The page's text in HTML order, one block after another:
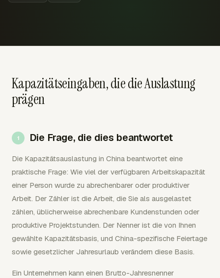
Kapazitätseingaben, die die Auslastung
prägen
Die Frage, die dies beantwortet
Die Kapazitätsauslastung in China beantwortet eine
praktische Frage: Wie viel der verfügbaren Arbeitskapazität
einer Person wurde zu abrechenbarer oder produktiver
Arbeit. Der Zähler ist die Arbeit, die Sie als ausgelastet
zählen, üblicherweise abrechenbare Kundenstunden oder
produktive Projektstunden. Der Nenner ist die von Ihnen
gewählte Kapazitätsbasis, und China-spezifische Feiertage
sowie gesetzlicher Jahresurlaub verändern diese Basis.
Ein Unternehmen kann einen Brutto-Jahresnenner